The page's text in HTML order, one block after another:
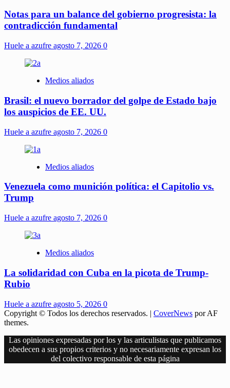
Notas para un balance del gobierno progresista: la
contradicción fundamental
Huele a azufre agosto 7, 2026 0
Medios aliados
Brasil: el nuevo borrador del golpe de Estado bajo
los auspicios de EE. UU.
Huele a azufre agosto 7, 2026 0
Medios aliados
Venezuela como munición política: el Capitolio vs.
Trump
Huele a azufre agosto 7, 2026 0
Medios aliados
La solidaridad con Cuba en la picota de Trump-
Rubio
Huele a azufre agosto 5, 2026 0
Copyright © Todos los derechos reservados. | CoverNews por AF
themes.
Las opiniones expresadas por los y las articulistas que publicamos
obedecen a sus propios criterios y no necesariamente expresan los
del colectivo responsable de esta página